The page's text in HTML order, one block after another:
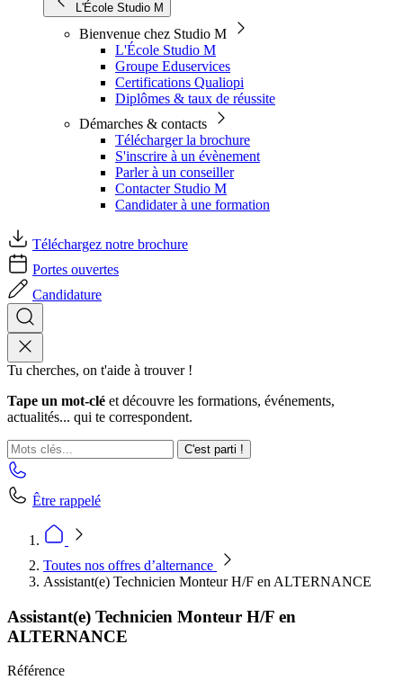
L'École Studio M
Bienvenue chez Studio M
L'École Studio M
Groupe Eduservices
Certifications Qualiopi
Diplômes & taux de réussite
Démarches & contacts
Télécharger la brochure
S'inscrire à un évènement
Parler à un conseiller
Contacter Studio M
Candidater à une formation
Téléchargez notre brochure
Portes ouvertes
Candidature
Tu cherches, on t'aide à trouver !
Tape un mot-clé et découvre les formations, événements,
actualités... qui te correspondent.
C'est parti !
Être rappelé
Toutes nos offres d’alternance
Assistant(e) Technicien Monteur H/F en ALTERNANCE
Assistant(e) Technicien Monteur H/F en
ALTERNANCE
Référence